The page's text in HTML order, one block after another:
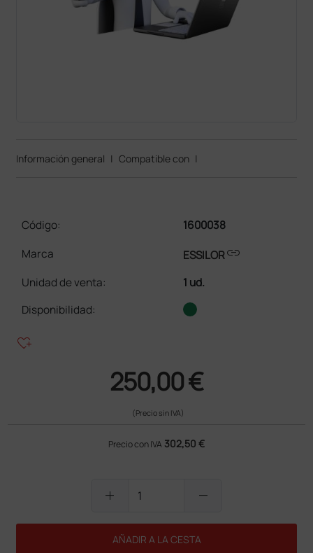
Información general | Compatible con |
Código:
1600038
Marca
ESSILORlink
Unidad de venta:
1 ud.
Disponibilidad:
heart_plus
250,00 €
(Precio sin IVA)
Precio con IVA 302,50 €
add remove
AÑADIR A LA CESTA